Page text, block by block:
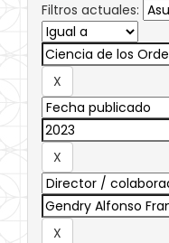
Filtros actuales: